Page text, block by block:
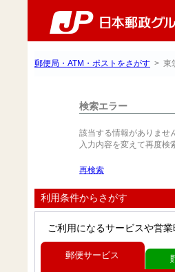
郵便局・ATM・ポストをさがす > 東
検索エラー
該当する情報がありませ
入力内容を変えて再度検
再検索
利用条件からさがす
ご利用になるサービスや営業
郵便サービス